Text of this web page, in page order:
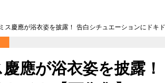
ミス慶應が浴衣姿を披露！ 告白シチュエーションにドキ
慶應が浴衣姿を披露